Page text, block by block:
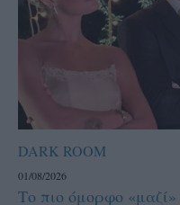
DARK ROOM
01/08/2026
Το πιο όμορφο